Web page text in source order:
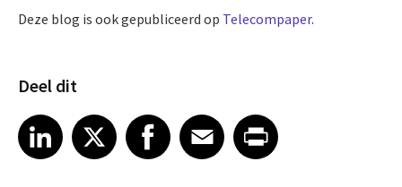
Deze blog is ook gepubliceerd op Telecompaper.
Deel dit
Share article on LinkedIn
LinkedIn
Share article on XShare article on Facebook
Facebook
Share article on Email
EmailShare article on Print